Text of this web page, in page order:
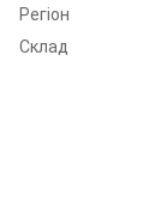
Регіон
Склад